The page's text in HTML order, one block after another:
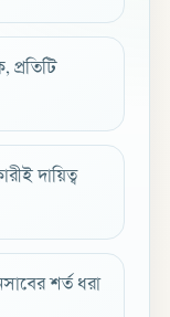
দায়িত্ব
শর্ত ধরা